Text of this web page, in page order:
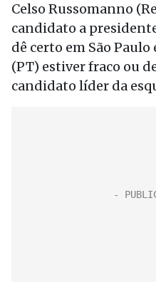
Celso Russomanno
candidato a
dê certo em São
(PT) estiver fraco ou
candidato líder da